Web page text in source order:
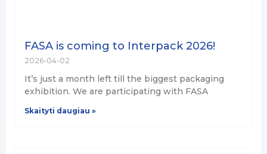
FASA is coming to Interpack 2026!
2026-04-02
It’s just a month left till the biggest packaging
exhibition. We are participating with FASA
Skaityti daugiau »